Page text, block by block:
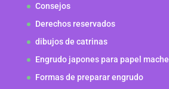
Consejos
Derechos reservados
dibujos de catrinas
Engrudo japones para papel mache
Formas de preparar engrudo